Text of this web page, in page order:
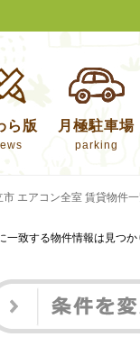
ら版 月極駐車場
parking
市 エアコン全室 賃貸物件
一致する物件情報は見つ